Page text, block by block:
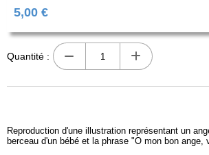
5,00 €
Quantité :
Reproduction d'une illustration représentant un
berceau d'un bébé et la phrase "O mon bon ange,